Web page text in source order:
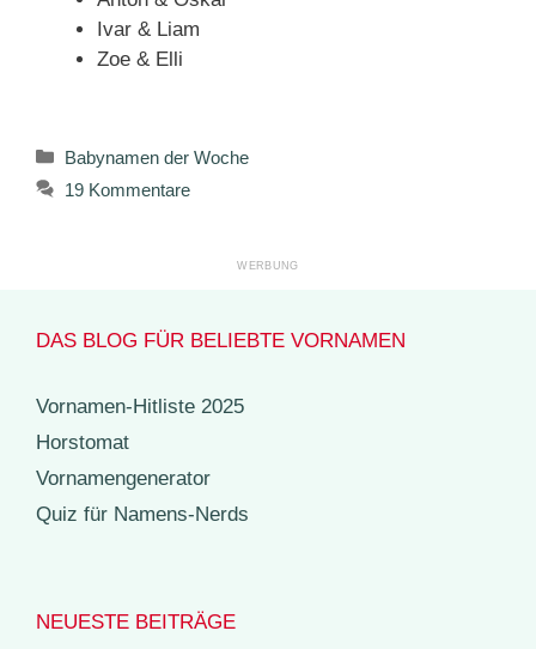
Ivar & Liam
Zoe & Elli
Kategorien
Babynamen der Woche
19 Kommentare
DAS BLOG FÜR BELIEBTE VORNAMEN
Vornamen-Hitliste 2025
Horstomat
Vornamengenerator
Quiz für Namens-Nerds
NEUESTE BEITRÄGE